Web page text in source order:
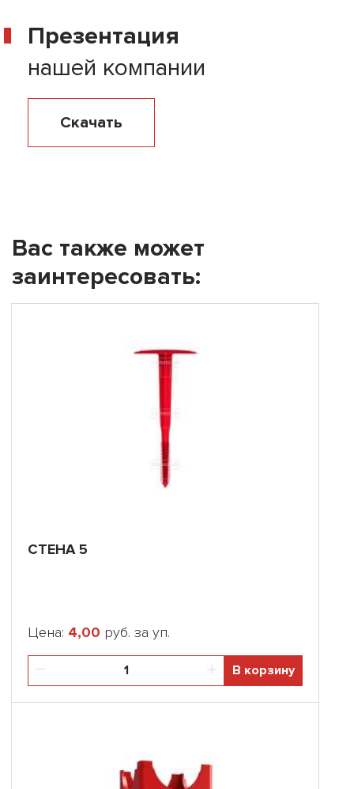
Презентация
нашей компании
Скачать
Вас также может
заинтересовать:
CТЕНА 5
Цена: 4,00 руб. за уп.
В корзину